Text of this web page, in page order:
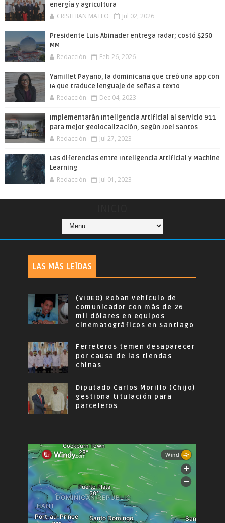
energía y agricultura
CRISTHIAN MATEO Jul 02, 2026
Presidente Luis Abinader entrega radar; costó $250
MM
Redacción Feb 26, 2026
Yamillet Payano, la dominicana que creó una app con
IA que traduce lenguaje de señas a texto
Redacción Dec 04, 2023
Implementarán Inteligencia Artificial al servicio 911
para mejor geolocalización, según Joel Santos
Redacción Jul 27, 2023
Las diferencias entre Inteligencia Artificial y Machine
Learning
Redacción Jul 01, 2023
LAS MÁS LEÍDAS
(VIDEO) Roban vehículo de
comunicador con más de 26
mil dólares en equipos
cinematográficos en Santiago
Ferreteros temen desaparecer
por causa de las tiendas
chinas
Diputado Carlos Morillo (Chijo)
gestiona titulación para
parceleros